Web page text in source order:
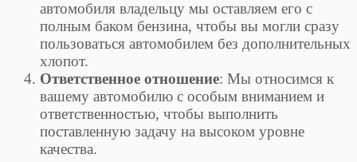
автомобиля владельцу мы оставляем его с
полным баком бензина, чтобы вы могли сразу
пользоваться автомобилем без дополнительных
хлопот.
Ответственное отношение: Мы относимся к
вашему автомобилю с особым вниманием и
ответственностью, чтобы выполнить
поставленную задачу на высоком уровне
качества.